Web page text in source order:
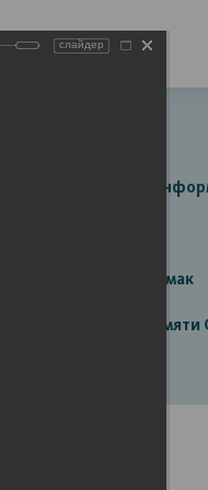
слабовидящих
Справочная
город Стерлитамак
Лента памяти
слайдер